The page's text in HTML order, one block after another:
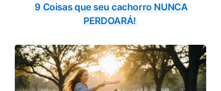
9 Coisas que seu cachorro NUNCA
PERDOARÁ!